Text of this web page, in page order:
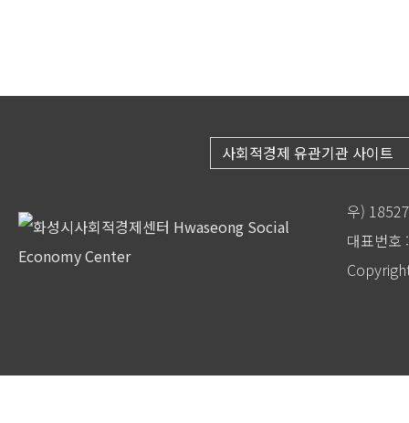
사회적경제 유관기관 사이트
우)
대표번